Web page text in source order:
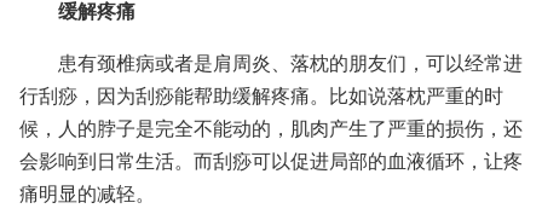
缓解疼痛
患有颈椎病或者是肩周炎、落枕的朋友们，可以经常进
行刮痧，因为刮痧能帮助缓解疼痛。比如说落枕严重的时
候，人的脖子是完全不能动的，肌肉产生了严重的损伤，还
会影响到日常生活。而刮痧可以促进局部的血液循环，让疼
痛明显的减轻。